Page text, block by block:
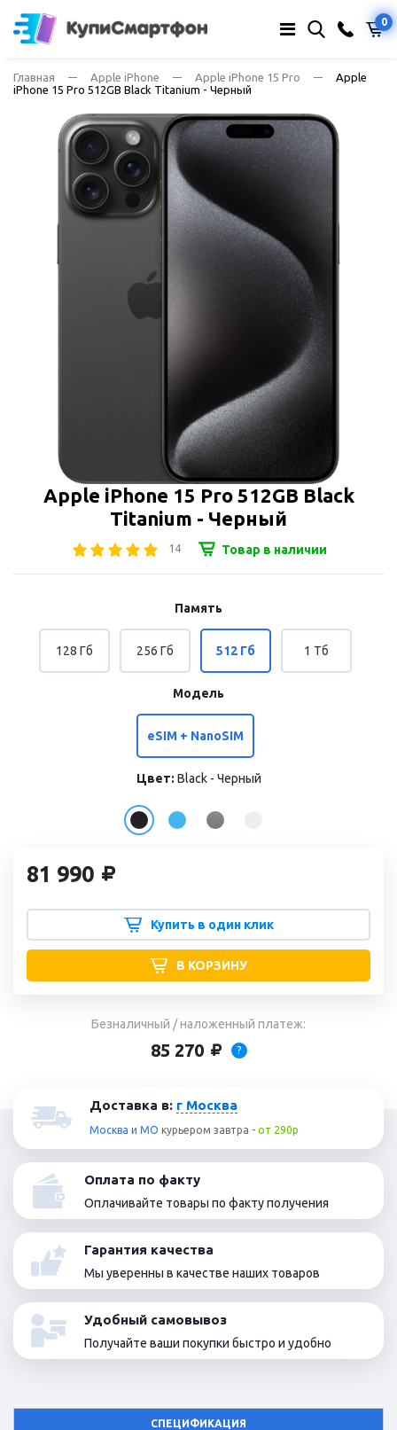
0
Главная Apple iPhone Apple iPhone 15 Pro
Apple
iPhone 15 Pro 512GB Black Titanium - Черный
Apple iPhone 15 Pro 512GB Black
Titanium - Черный
14 Товар в наличии
Память
128 Гб 256 Гб 512 Гб 1 Тб
Модель
eSIM + NanoSIM
Цвет: Black - Черный
81 990
Купить в один клик
В КОРЗИНУ
Безналичный / наложенный платеж:
85 270 ?
Доставка в: г Москва
Москва и МО курьером завтра - от 290р
Оплата по факту
Оплачивайте товары по факту получения
Гарантия качества
Мы уверенны в качестве наших товаров
Удобный самовывоз
Получайте ваши покупки быстро и удобно
СПЕЦИФИКАЦИЯ